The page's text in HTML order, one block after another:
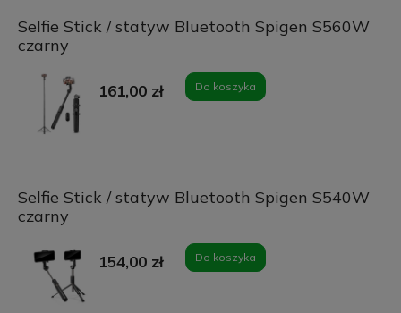
Selfie Stick / statyw Bluetooth Spigen S560W
czarny
161,00 zł Do koszyka
Selfie Stick / statyw Bluetooth Spigen S540W
czarny
154,00 zł Do koszyka